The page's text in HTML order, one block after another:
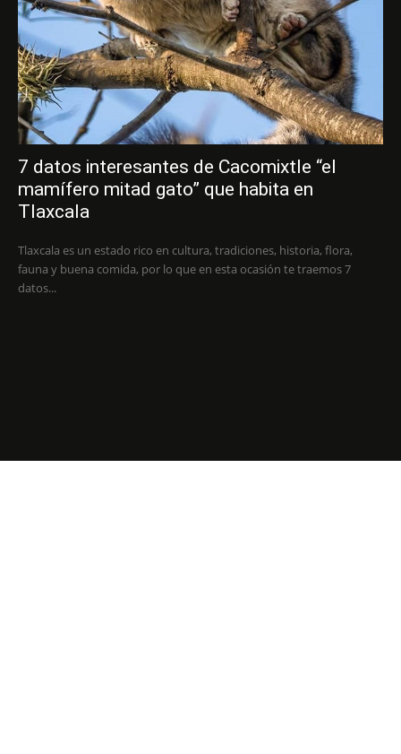
7 datos interesantes de Cacomixtle “el
mamífero mitad gato” que habita en
Tlaxcala
Tlaxcala es un estado rico en cultura, tradiciones, historia, flora,
fauna y buena comida, por lo que en esta ocasión te traemos 7
datos...